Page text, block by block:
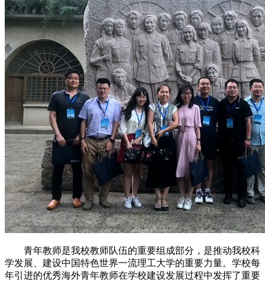
青年教师是我校教师队伍的重要组成部分，是推动我校科
学发展、建设中国特色世界一流理工大学的重要力量。学校每
年引进的优秀海外青年教师在学校建设发展过程中发挥了重要